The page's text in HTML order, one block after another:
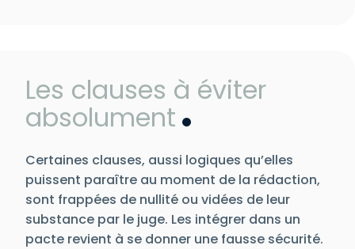
Les clauses à éviter
absolument
Certaines clauses, aussi logiques qu’elles
puissent paraître au moment de la rédaction,
sont frappées de nullité ou vidées de leur
substance par le juge. Les intégrer dans un
pacte revient à se donner une fausse sécurité.